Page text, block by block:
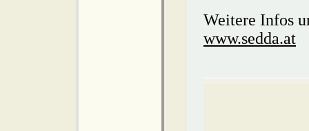
Weitere Infos
www.sedda.at